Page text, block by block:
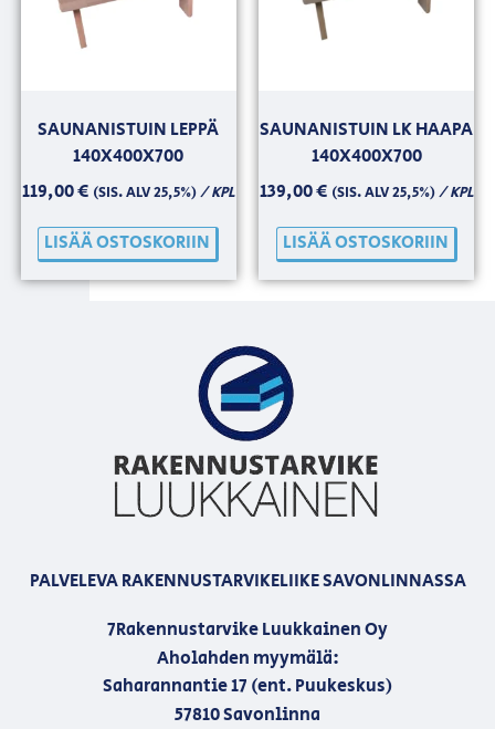
SAUNANISTUIN LEPPÄ
140X400X700
119,00€ (SIS. ALV 25,5%)/ KPL
LISÄÄ OSTOSKORIIN
SAUNANISTUIN LK HAAPA
140X400X700
139,00€ (SIS. ALV 25,5%)/ KPL
LISÄÄ OSTOSKORIIN
PALVELEVA RAKENNUSTARVIKELIIKE SAVONLINNASSA
7Rakennustarvike Luukkainen Oy
Aholahden myymälä:
Saharannantie 17 (ent. Puukeskus)
57810 Savonlinna